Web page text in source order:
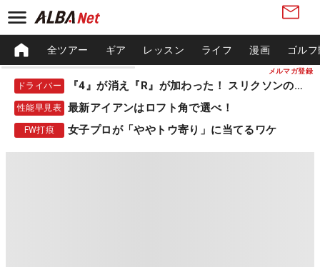
メルマガ登録
全ツアー ギア レッスン ライフ 漫画 ゴル
ドライバー 『4』が消え『R』が加わった！ スリクソンの新作
性能早見表 最新アイアンはロフト角で選べ！
FW打痕 女子プロが「ややトウ寄り」に当てるワケ